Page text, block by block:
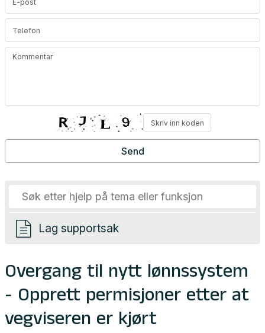
Lag supportsak
Overgang til nytt lønnssystem
- Opprett permisjoner etter at
vegviseren er kjørt